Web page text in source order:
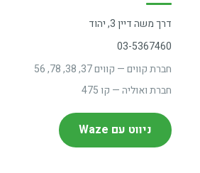
דרך משה דיין 3, יהוד
03-5367460
חברת קווים — קווים 37, 38, 78, 56
חברת ואוליה — קו 475
ניווט עם Waze